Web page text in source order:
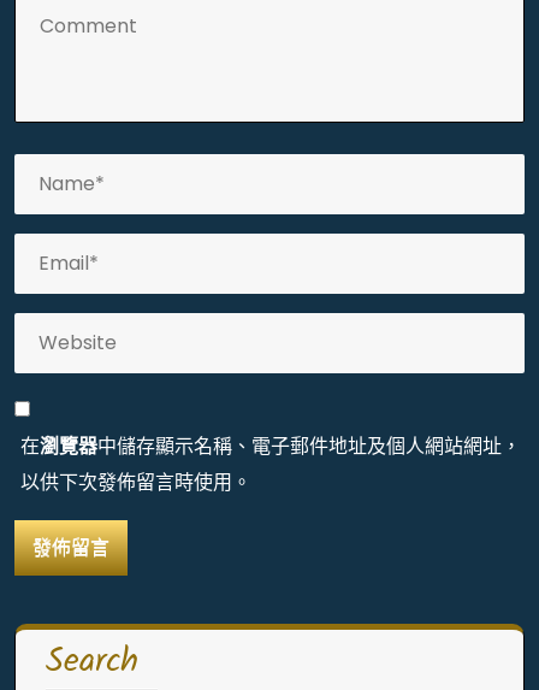
在瀏覽器中儲存顯示名稱、電子郵件地址及個人網站網址，
以供下次發佈留言時使用。
Search